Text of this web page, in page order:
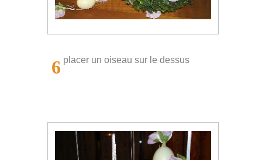
6 placer un oiseau sur le dessus